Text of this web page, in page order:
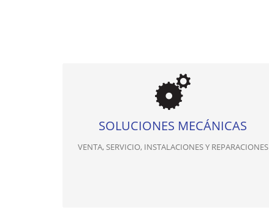
SOLUCIONES MECÁNICAS
VENTA, SERVICIO, INSTALACIONES Y REPARACIONES